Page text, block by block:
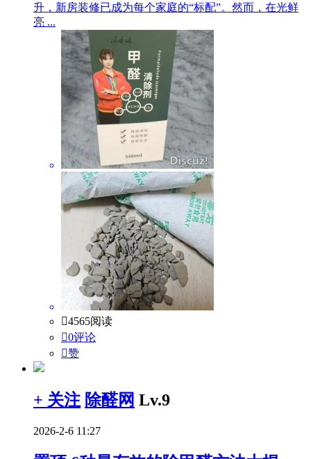
升，新房装修已成为每个家庭的“标配”。然而，在光鲜
亮 ...
4565阅读
0评论
赞
+ 关注 除醛网 Lv.9
2026-2-6 11:27